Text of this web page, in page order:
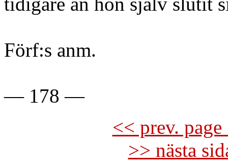
Förf:s anm.
— 178 —
<< prev.
>> nästa